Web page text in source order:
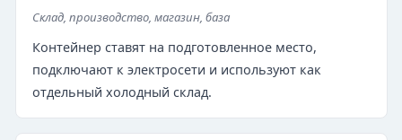
Склад, производство, магазин, база
Контейнер ставят на подготовленное место,
подключают к электросети и используют как
отдельный холодный склад.